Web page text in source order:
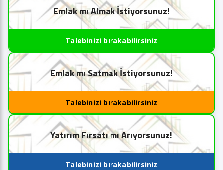
Emlak mı Almak İstiyorsunuz!
Talebinizi bırakabilirsiniz
Emlak mı Satmak İstiyorsunuz!
Talebinizi bırakabilirsiniz
Yatırım Fırsatı mı Arıyorsunuz!
Talebinizi bırakabilirsiniz